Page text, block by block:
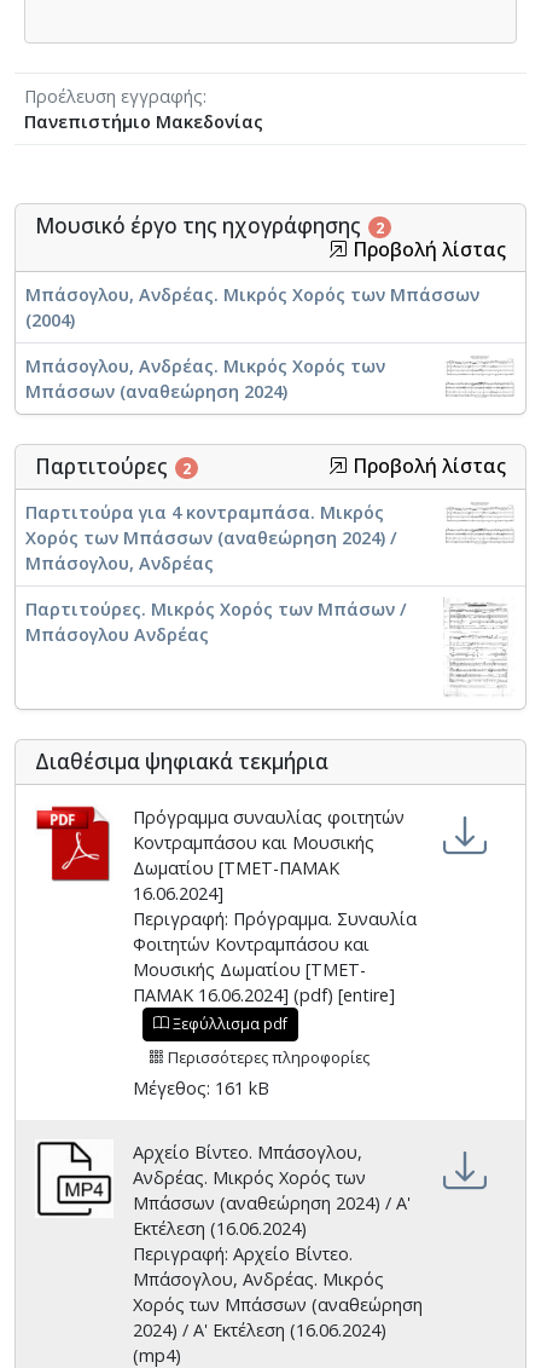
Προέλευση εγγραφής
Πανεπιστήμιο Μακεδονίας
Μουσικό έργο της ηχογράφησης 2
Προβολή λίστας
Μπάσογλου, Ανδρέας. Μικρός Χορός των Μπάσσων
(2004)
Μπάσογλου, Ανδρέας. Μικρός Χορός των
Μπάσσων (αναθεώρηση 2024)
Παρτιτούρες 2 Προβολή λίστας
Παρτιτούρα για 4 κοντραμπάσα. Μικρός
Χορός των Μπάσσων (αναθεώρηση 2024) /
Μπάσογλου, Ανδρέας
Παρτιτούρες. Μικρός Χορός των Μπάσων /
Μπάσογλου Ανδρέας
Διαθέσιμα ψηφιακά τεκμήρια
Πρόγραμμα συναυλίας φοιτητών
Κοντραμπάσου και Μουσικής
Δωματίου [ΤΜΕΤ-ΠΑΜΑΚ
16.06.2024]
Περιγραφή: Πρόγραμμα. Συναυλία
Φοιτητών Κοντραμπάσου και
Μουσικής Δωματίου [ΤΜΕΤ-
ΠΑΜΑΚ 16.06.2024] (pdf) [entire]
Ξεφύλλισμα pdf
Περισσότερες πληροφορίες
Μέγεθος: 161 kB
Αρχείο Βίντεο. Μπάσογλου,
Ανδρέας. Μικρός Χορός των
Μπάσσων (αναθεώρηση 2024) / Α'
Εκτέλεση (16.06.2024)
Περιγραφή: Αρχείο Βίντεο.
Μπάσογλου, Ανδρέας. Μικρός
Χορός των Μπάσσων (αναθεώρηση
2024) / Α' Εκτέλεση (16.06.2024)
(mp4)